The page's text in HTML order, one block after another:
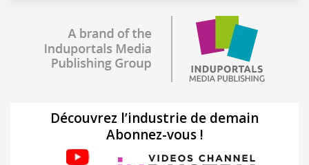
Découvrez l’industrie de demain
Abonnez-vous !